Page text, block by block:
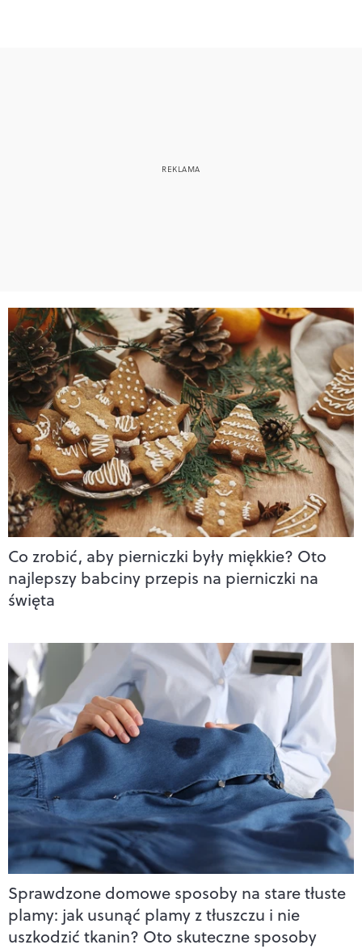
Co zrobić, aby pierniczki były miękkie? Oto
najlepszy babciny przepis na pierniczki na
święta
Sprawdzone domowe sposoby na stare tłuste
plamy: jak usunąć plamy z tłuszczu i nie
uszkodzić tkanin? Oto skuteczne sposoby